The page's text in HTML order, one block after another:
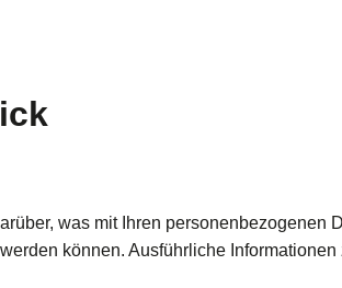
was mit Ihren
können. Ausführliche